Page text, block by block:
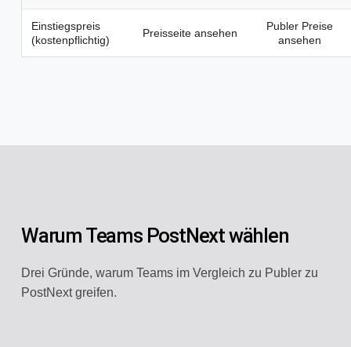
Einstiegspreis
(kostenpflichtig)
Preisseite ansehen
Publer Preise
ansehen
Warum Teams PostNext wählen
Drei Gründe, warum Teams im Vergleich zu Publer zu
PostNext greifen.